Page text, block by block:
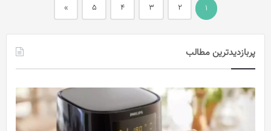
1
2
3
4
5
»
پربازدیدترین مطالب